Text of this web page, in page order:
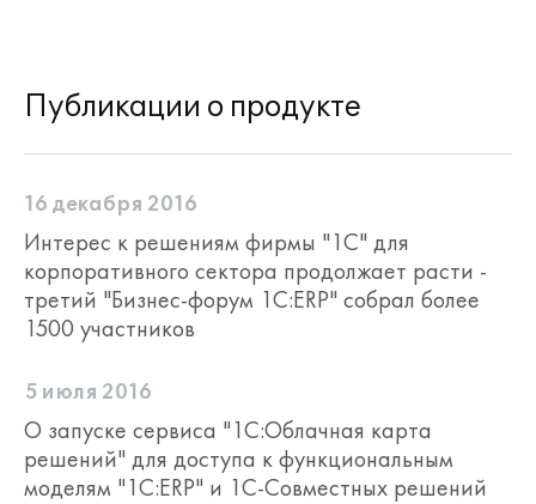
Публикации о продукте
16 декабря 2016
Интерес к решениям фирмы "1С" для
корпоративного сектора продолжает расти -
третий "Бизнес-форум 1С:ERP" собрал более
1500 участников
5 июля 2016
О запуске сервиса "1С:Облачная карта
решений" для доступа к функциональным
моделям "1С:ERP" и 1С-Совместных решений